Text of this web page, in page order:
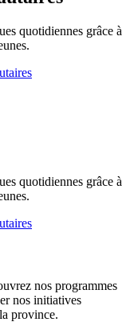
quotidiennes grâce à
quotidiennes grâce à
nos programmes
nos initiatives
province.
que nous testons
pas, veuillez nous en